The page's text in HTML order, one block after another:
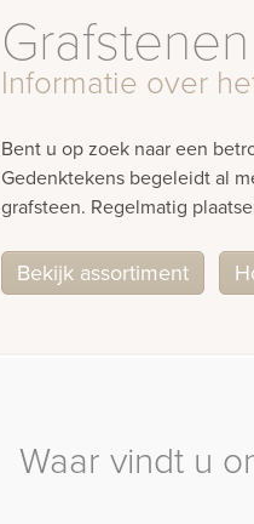
Informatie over
Bent u op zoek naar een
Gedenktekens begeleidt al
grafsteen. Regelmatig
Bekijk assortiment
Waar vindt u